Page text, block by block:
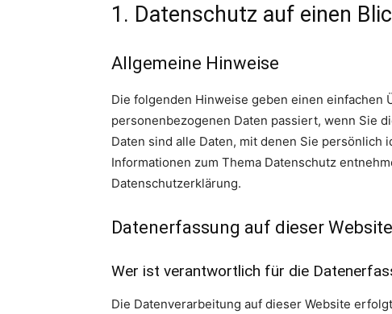
1. Datenschutz auf einen
Allgemeine Hinweise
Die folgenden Hinweise geben einen einfachen
personenbezogenen Daten passiert, wenn Sie
Daten sind alle Daten, mit denen Sie
Informationen zum Thema Datenschutz
Datenschutzerklärung.
Datenerfassung auf dieser Website
Wer ist verantwortlich für die
Die Datenverarbeitung auf dieser Website